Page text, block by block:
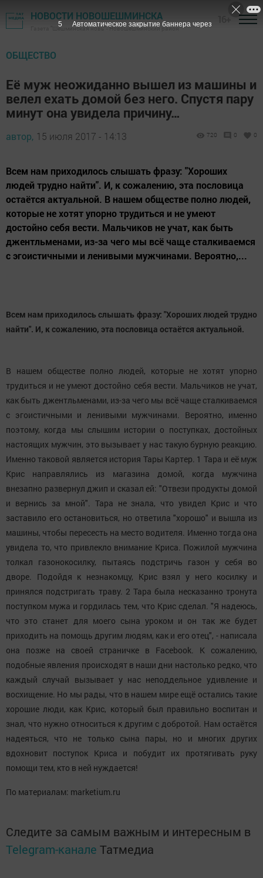
НОВОСТИ НОВОШЕШМИНСКА
Газета "Шешминская новь" - Новошешминский район
ОБЩЕСТВО
Её муж неожиданно вышел из машины и
велел ехать домой без него. Спустя пару
минут она увидела причину…
автор, 15 июля 2017 - 14:13 720 0 0
Всем нам приходилось слышать фразу: "Хороших
людей трудно найти". И, к сожалению, эта пословица
остаётся актуальной. В нашем обществе полно людей,
которые не хотят упорно трудиться и не умеют
достойно себя вести. Мальчиков не учат, как быть
джентльменами, из-за чего мы всё чаще сталкиваемся
с эгоистичными и ленивыми мужчинами. Вероятно,...
Всем нам приходилось слышать фразу: "Хороших людей трудно
найти". И, к сожалению, эта пословица остаётся актуальной.
В нашем обществе полно людей, которые не хотят упорно
трудиться и не умеют достойно себя вести. Мальчиков не учат,
как быть джентльменами, из-за чего мы всё чаще сталкиваемся
с эгоистичными и ленивыми мужчинами. Вероятно, именно
поэтому, когда мы слышим истории о поступках, достойных
настоящих мужчин, это вызывает у нас такую бурную реакцию.
Именно таковой является история Тары Картер. 1 Тара и её муж
Крис направлялись из магазина домой, когда мужчина
внезапно развернул джип и сказал ей: "Отвези продукты домой
и вернись за мной". Тара не знала, что увидел Крис и что
заставило его остановиться, но ответила "хорошо" и вышла из
машины, чтобы пересесть на место водителя. Именно тогда она
увидела то, что привлекло внимание Криса. Пожилой мужчина
толкал газонокосилку, пытаясь подстричь газон у себя во
дворе. Подойдя к незнакомцу, Крис взял у него косилку и
принялся подстригать траву. 2 Тара была несказанно тронута
поступком мужа и гордилась тем, что Крис сделал. "Я надеюсь,
что это станет для моего сына уроком и он так же будет
приходить на помощь другим людям, как и его отец", - написала
она позже на своей страничке в Facebook. К сожалению,
подобные явления происходят в наши дни настолько редко, что
каждый случай вызывает у нас неподдельное удивление и
восхищение. Но мы рады, что в нашем мире ещё остались такие
хорошие люди, как Крис, который был правильно воспитан и
знал, что нужно относиться к другим с добротой. Нам остаётся
надеяться, что не только сына пары, но и многих других
вдохновит поступок Криса и побудит их протягивать руку
помощи тем, кто в ней нуждается!
По материалам: marketium.ru
Следите за самым важным и интересным в
Telegram-канале Татмедиа
4 Автоматическое закрытие баннера через